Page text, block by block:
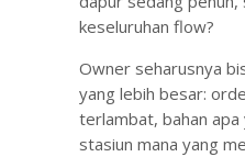
keseluruhan flow?
Owner seharusnya
yang lebih besar:
terlambat, bahan apa
stasiun mana yang